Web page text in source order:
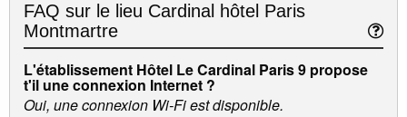
FAQ sur le lieu Cardinal hôtel Paris
Montmartre
L'établissement Hôtel Le Cardinal Paris 9 propose
t'il une connexion Internet ?
Oui, une connexion Wi-Fi est disponible.